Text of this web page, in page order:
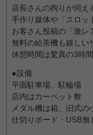
店長さんの拘りが伺え
手作り媒体や「スロッ
お客さん投稿の「激レ
無料の給茶機も嬉しい
休憩時間は驚異の3時
●設備
平面駐車場、駐輪場
店内はカーペット敷
メダル機は箱、旧式の
仕切りボード・USB無